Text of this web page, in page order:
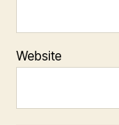
Website